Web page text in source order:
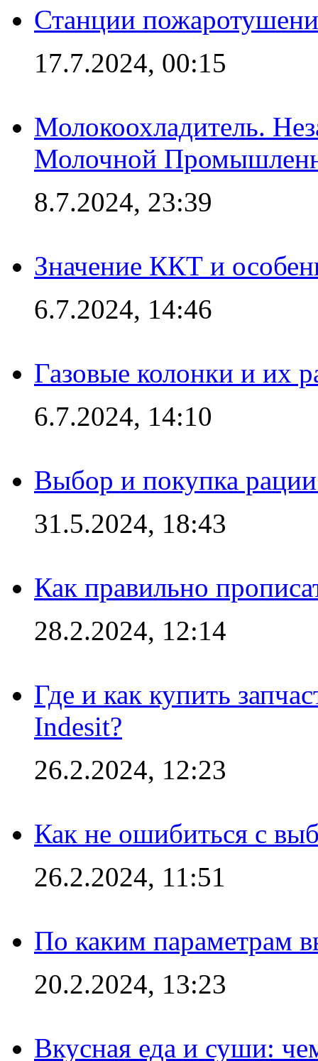
Станции
17.7.2024, 00:15
Молокоохладитель.
Молочной
8.7.2024, 23:39
Значение ККТ и
6.7.2024, 14:46
Газовые колонки и их
6.7.2024, 14:10
Выбор и покупка
31.5.2024, 18:43
Как правильно
28.2.2024, 12:14
Где и как купить
Indesit?
26.2.2024, 12:23
Как не ошибиться с
26.2.2024, 11:51
По каким параметрам
20.2.2024, 13:23
Вкусная еда и суши: